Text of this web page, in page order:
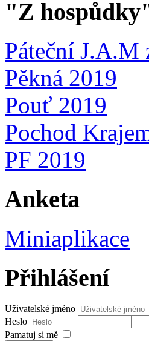
"Z
Páteční J.A.M
Pěkná 2019
Pouť 2019
Pochod
PF 2019
Anketa
Miniaplikace
Přihlášení
Uživatelské jméno
Heslo
Pamatuj si mě